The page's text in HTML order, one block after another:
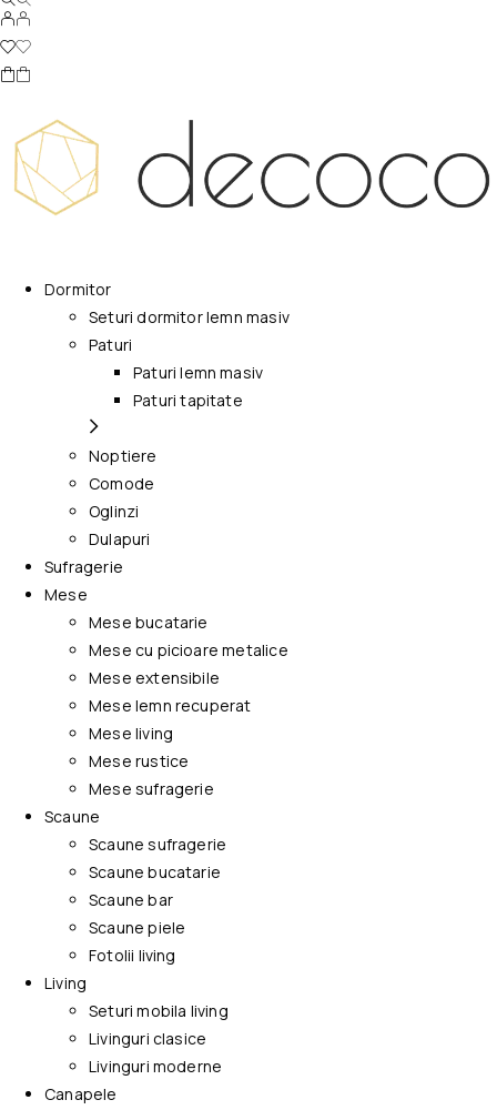
Dormitor
Seturi dormitor lemn masiv
Paturi
Paturi lemn masiv
Paturi tapitate
Noptiere
Comode
Oglinzi
Dulapuri
Sufragerie
Mese
Mese bucatarie
Mese cu picioare metalice
Mese extensibile
Mese lemn recuperat
Mese living
Mese rustice
Mese sufragerie
Scaune
Scaune sufragerie
Scaune bucatarie
Scaune bar
Scaune piele
Fotolii living
Living
Seturi mobila living
Livinguri clasice
Livinguri moderne
Canapele